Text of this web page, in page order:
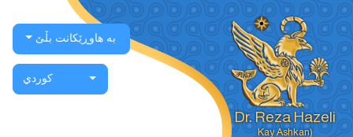
Dr. Reza Hazeli
بە هاوڕێکانت بڵێ
كوردي